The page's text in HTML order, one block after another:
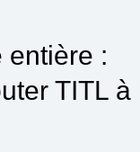
entière :
TITL